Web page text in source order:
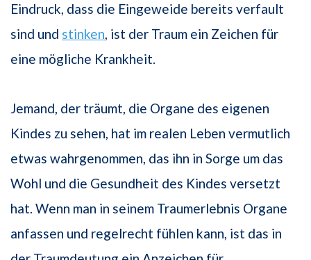
Eindruck, dass die Eingeweide bereits verfault
sind und stinken, ist der Traum ein Zeichen für
eine mögliche Krankheit.
Jemand, der träumt, die Organe des eigenen
Kindes zu sehen, hat im realen Leben vermutlich
etwas wahrgenommen, das ihn in Sorge um das
Wohl und die Gesundheit des Kindes versetzt
hat. Wenn man in seinem Traumerlebnis Organe
anfassen und regelrecht fühlen kann, ist das in